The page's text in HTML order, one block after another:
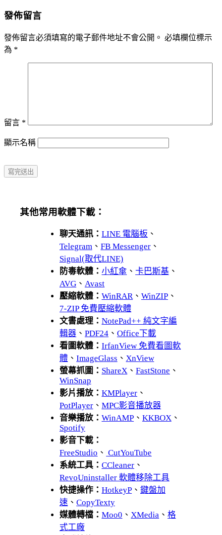
發佈留言
發佈留言必須填寫的電子郵件地址不會公開。 必填欄位標示
為 *
留言 *
顯示名稱
其他常用軟體下載：
聊天通訊： LINE 電腦板 、
Telegram 、 FB Messenger 、
Signal(取代LINE)
防毒軟體： 小紅傘 、 卡巴斯基 、
AVG 、 Avast
壓縮軟體： WinRAR、 WinZIP 、
7-ZIP 免費壓縮軟體
文書處理： NotePad++ 純文字編
輯器 、 PDF24 、 Office下載
看圖軟體： IrfanView 免費看圖軟
體 、 ImageGlass 、 XnView
螢幕抓圖： ShareX 、 FastStone 、
WinSnap
影片播放： KMPlayer 、
PotPlayer 、 MPC影音播放器
音樂播放： WinAMP 、 KKBOX 、
Spotify
影音下載：
FreeStudio 、 CutYouTube
系統工具： CCleaner 、
RevoUninstaller 軟體移除工具
快捷操作： HotkeyP 、 鍵盤加
速 、 CopyTexty
媒體轉檔： Moo0 、 XMedia 、 格
式工廠